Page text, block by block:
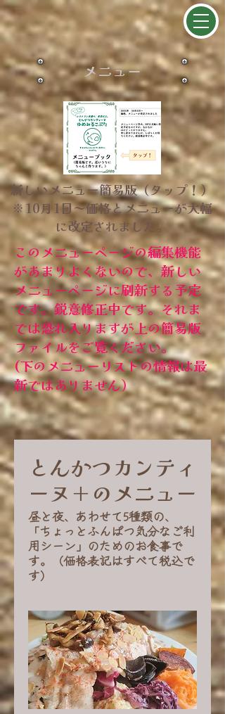
メニュー
新しいメニュー簡易版（タップ！）
​※10月1日～価格とメニューが大幅
に改定されました。
このメニューページの編集機能
があまりよくないので、新しい
メニューページに刷新する予定
です。鋭意修正中です。それま
では恐れ入りますが上の簡易版
ファイルをご覧ください。
(下のメニューリストの情報は最
新ではありません）
とんかつカンティ
ーヌ＋のメニュー
昼と夜、あわせて5種類の、
「ちょっとふんぱつ気分なご利
用シーン」のためのお食事で
す。（価格表記はすべて税込で
す）